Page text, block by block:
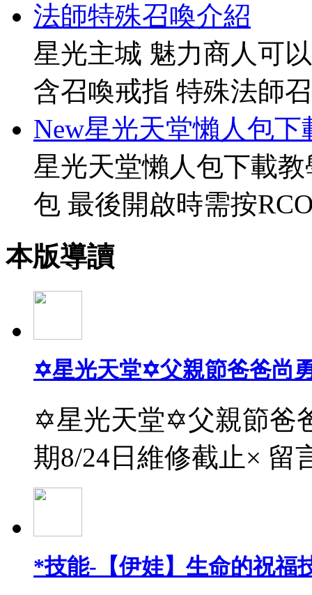
法師特殊召喚介紹
星光主城 魅力商人可
含召喚戒指 特殊法師
New星光天堂懶人包下
星光天堂懶人包下載
包 最後開啟時需按
本版導讀
✡星光天堂✡父親節爸爸尚
✡星光天堂✡父親節爸
期8/24日維修截止× 留
*技能-【伊娃】生命的祝福